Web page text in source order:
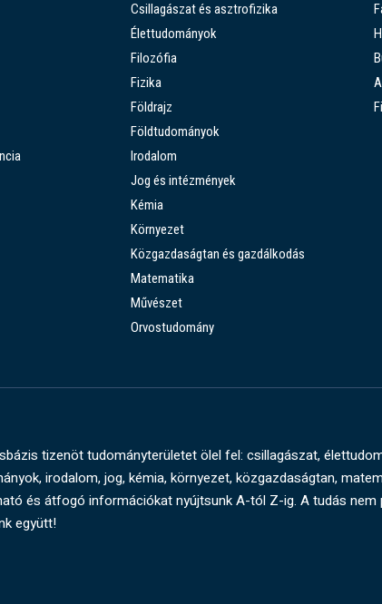
Csillagászat és asztrofizika
Élettudományok
Filozófia
Fizika
Földrajz
Földtudományok
Irodalom
Jog és intézmények
Kémia
Környezet
Közgazdaságtan és gazdálkodás
Matematika
Művészet
Orvostudomány
tizenöt tudományterületet ölel fel: csillagászat,
irodalom, jog, kémia, környezet, közgazdaságtan,
és átfogó információkat nyújtsunk A-tól Z-ig. A tudás
együtt!